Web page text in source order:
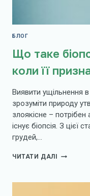
БЛОГ
Що таке
коли її
Виявити ущільнення
зрозуміти природу
злоякісне –
існує біопсія. З цієї
грудей,…
ЧИТАТИ ДАЛІ
ЩО